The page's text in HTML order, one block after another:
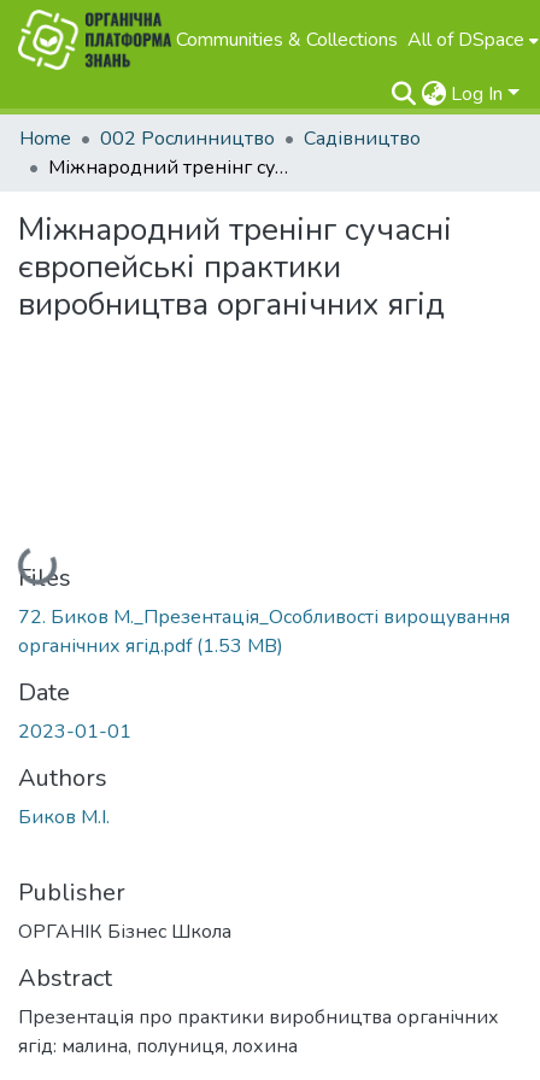
Communities & Collections All of DSpace
Log In
Home
002 Рослинництво
Садівництво
Міжнародний тренінг сучасні європейські практики виробництва органічних ягід
Міжнародний тренінг сучасні
європейські практики
виробництва органічних ягід
Loading...
Files
72. Биков М._Презентація_Особливості вирощування
органічних ягід.pdf(1.53 MB)
Date
2023-01-01
Authors
Биков М.І.
Publisher
ОРГАНІК Бізнес Школа
Abstract
Презентація про практики виробництва органічних
ягід: малина, полуниця, лохина